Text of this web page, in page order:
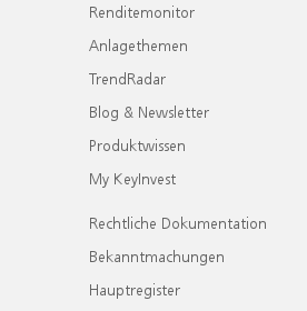
Renditemonitor
Anlagethemen
TrendRadar
Blog & Newsletter
Produktwissen
My KeyInvest
Rechtliche Dokumentation
Bekanntmachungen
Hauptregister